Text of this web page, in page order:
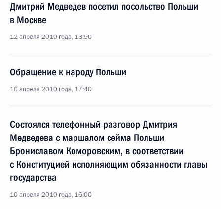
Дмитрий Медведев посетил посольство Польши
в Москве
12 апреля 2010 года, 13:50
Обращение к народу Польши
10 апреля 2010 года, 17:40
Состоялся телефонный разговор Дмитрия
Медведева с маршалом сейма Польши
Брониславом Коморовским, в соответствии
с Конституцией исполняющим обязанности главы
государства
10 апреля 2010 года, 16:00